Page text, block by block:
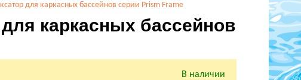
для каркасных бассейнов серии Prism Frame
каркасных бассейнов
В наличии